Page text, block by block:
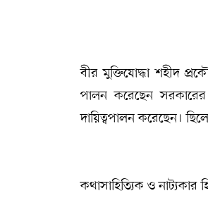
বীর মুক্তিযোদ্ধা শহীদ
পালন করেছেন
দায়িত্বপালন করেছেন।
কথাসাহিত্যিক ও